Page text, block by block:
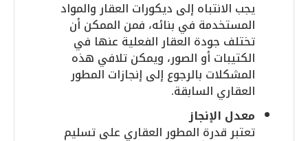
يجب الانتباه إلى ديكورات العقار والمواد
المستخدمة في بنائه، فمن الممكن أن
تختلف جودة العقار الفعلية عنها في
الكتيبات أو الصور، ويمكن تلافي هذه
المشكلات بالرجوع إلى إنجازات المطور
العقاري السابقة.
معدل الإنجاز
تعتبر قدرة المطور العقاري على تسليم